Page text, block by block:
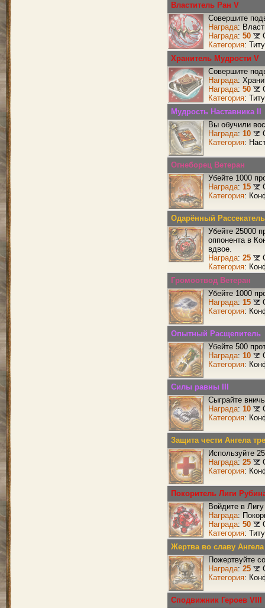
Властитель Ран V
Совершите
Награда:
Награда: 50
Категория:
Хранитель Мудрости V
Совершите
Награда:
Награда: 50
Категория:
Мудрость Наставника II
Вы обучили
Награда: 10
Категория:
Огнеборец Ветеран
Убейте 1000
Награда: 15
Категория:
Одарённый Рассекатель
Убейте 25000
оппонента в
вдвое.
Награда: 25
Категория:
Громоотвод Ветеран
Убейте 1000
Награда: 15
Категория:
Опытный Расщепитель
Убейте 500
Награда: 10
Категория:
Силы равны III
Сыграйте
Награда: 10
Категория:
Защита чести Ангела
Используйте
Награда: 25
Категория:
Покоритель Лиги
Войдите в
Награда:
Награда: 50
Категория:
Жертва во славу
Пожертвуйте
Награда: 25
Категория:
Сподвижник Героев VIII